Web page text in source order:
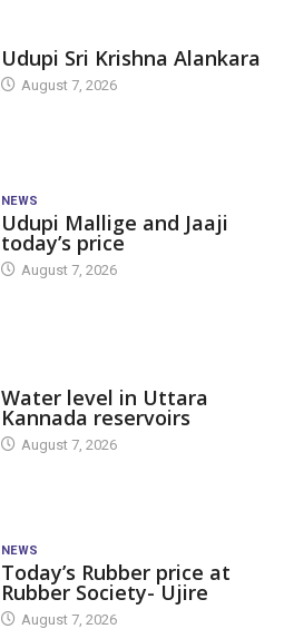
Udupi Sri Krishna Alankara
August 7, 2026
NEWS
Udupi Mallige and Jaaji
today’s price
August 7, 2026
Water level in Uttara
Kannada reservoirs
August 7, 2026
NEWS
Today’s Rubber price at
Rubber Society- Ujire
August 7, 2026